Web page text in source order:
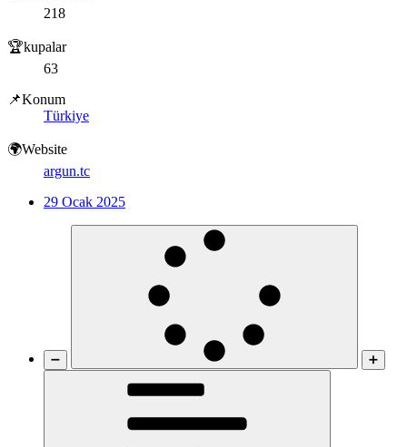
218
🏆kupalar
63
📌Konum
Türkiye
🌍Website
argun.tc
29 Ocak 2025
➖ ➕